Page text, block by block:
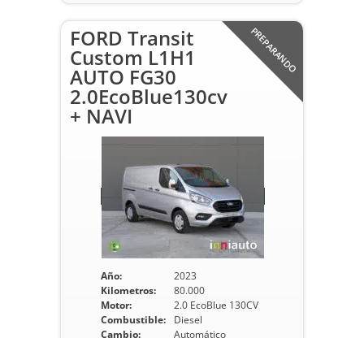
PREPARANDO
FORD Transit
Custom L1H1
AUTO FG30
2.0EcoBlue130cv
+ NAVI
Año:
2023
Kilometros:
80.000
Motor:
2.0 EcoBlue 130CV
Combustible:
Diesel
Cambio:
Automático